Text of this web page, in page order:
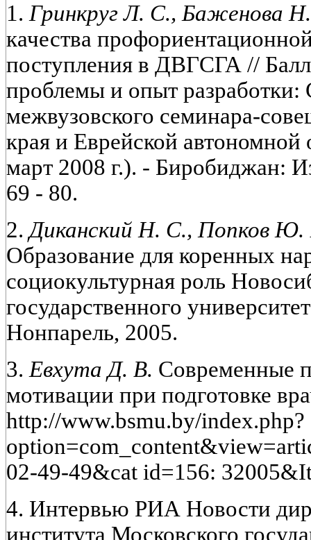
1. Гринкруг Л. С., Баженова
качества
поступления в ДВГСГА //
проблемы и опыт разработки:
межвузовского семинара-
края и Еврейской
март 2008 г.). - Биробиджан:
69 - 80.
2.Диканский Н. С., Попков Ю.
Образование для коренных
социокультурная роль
государственного
Нонпарель, 2005.
3. Евхута Д. В. Современные
мотивации при подготовке
http://www.bsmu.by/index.php?
02-49-49&cat id=156:
4. Интервью РИА Новости
института Московского